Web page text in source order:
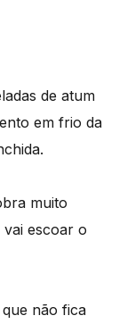
de atum
em frio da
muito
escoar o
não fica